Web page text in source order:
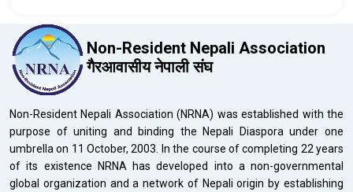
Non-Resident Nepali Association
गैरआवासीय नेपाली संघ
Non-Resident Nepali Association (NRNA) was established with the
purpose of uniting and binding the Nepali Diaspora under one
umbrella on 11 October, 2003. In the course of completing 22 years
of its existence NRNA has developed into a non-governmental
global organization and a network of Nepali origin by establishing